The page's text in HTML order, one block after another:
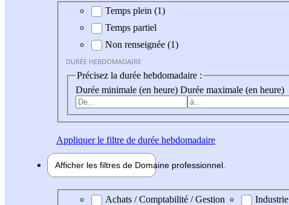
Durée hebdomadaire
Temps plein (1)
Temps partiel
Non renseignée (1)
DURÉE HEBDOMADAIRE
Précisez la durée hebdomadaire :
Durée minimale (en heure) Durée maximale (en heure)
Appliquerle filtre de durée hebdomadaire
Afficher les filtres de Domaine professionnel
Domaine professionel
Achats / Comptabilité / Gestion
Industrie